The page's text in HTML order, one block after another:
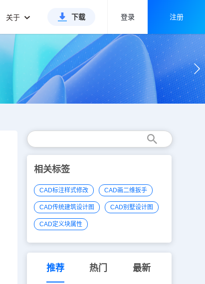
关于 下载 登录 注册
相关标签
CAD标注样式修改 CAD画二维扳手
CAD传统建筑设计图 CAD别墅设计图
CAD定义块属性
推荐 热门 最新